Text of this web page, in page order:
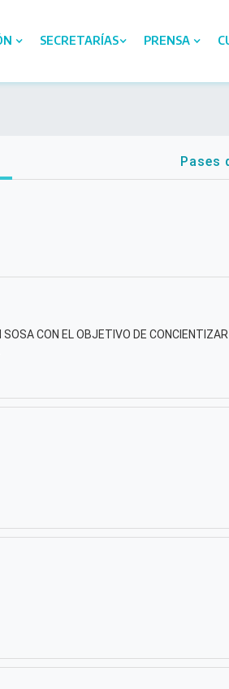
SECRETARÍAS PRENSA
Pases
CON EL OBJETIVO DE